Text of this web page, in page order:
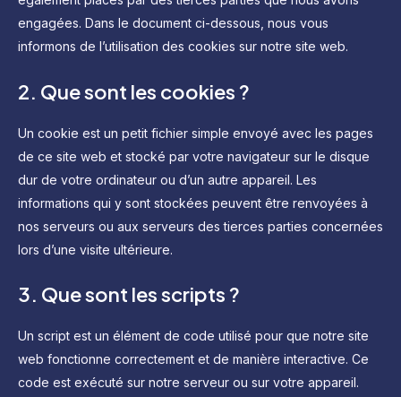
engagées. Dans le document ci-dessous, nous vous
informons de l’utilisation des cookies sur notre site web.
2. Que sont les cookies ?
Un cookie est un petit fichier simple envoyé avec les pages
de ce site web et stocké par votre navigateur sur le disque
dur de votre ordinateur ou d’un autre appareil. Les
informations qui y sont stockées peuvent être renvoyées à
nos serveurs ou aux serveurs des tierces parties concernées
lors d’une visite ultérieure.
3. Que sont les scripts ?
Un script est un élément de code utilisé pour que notre site
web fonctionne correctement et de manière interactive. Ce
code est exécuté sur notre serveur ou sur votre appareil.